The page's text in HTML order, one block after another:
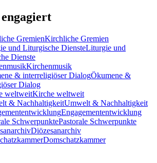
Kirchliche Gremien
Liturgie und
Dienste
Kirchenmusik
Ökumene &
Dialog
Kirche weltweit
Umwelt & Nachhaltigkeit
Engagemententwicklung
Pastorale Schwerpunkte
Diözesanarchiv
Domschatzkammer